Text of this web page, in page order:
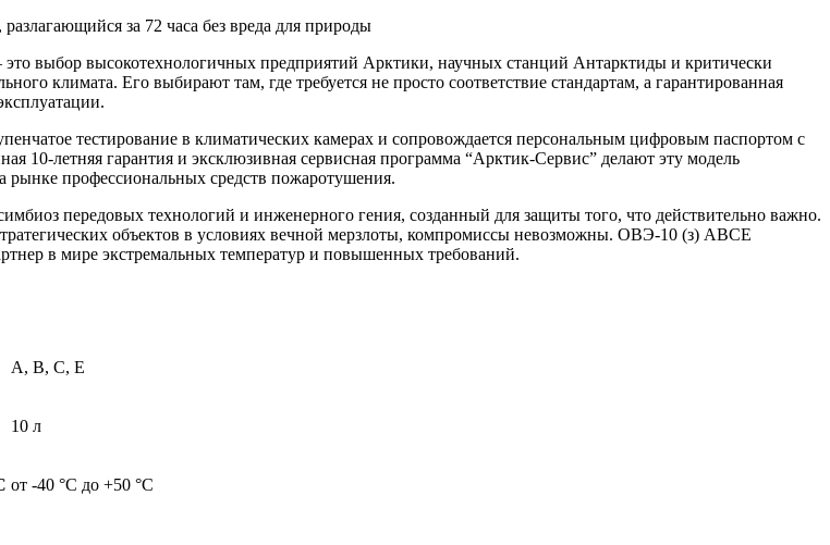
за 72 часа без вреда для природы
выбор высокотехнологичных предприятий Арктики, научных станций Антарктиды и критически
климата. Его выбирают там, где требуется не просто соответствие стандартам, а гарантированная
тестирование в климатических камерах и сопровождается персональным цифровым паспортом с
10-летняя гарантия и эксклюзивная сервисная программа “Арктик-Сервис” делают эту модель
профессиональных средств пожаротушения.
передовых технологий и инженерного гения, созданный для защиты того, что действительно важно.
объектов в условиях вечной мерзлоты, компромиссы невозможны. ОВЭ-10 (з) ABCE
в мире экстремальных температур и повышенных требований.
A, B, C, E
10 л
от -40 °С до +50 °С